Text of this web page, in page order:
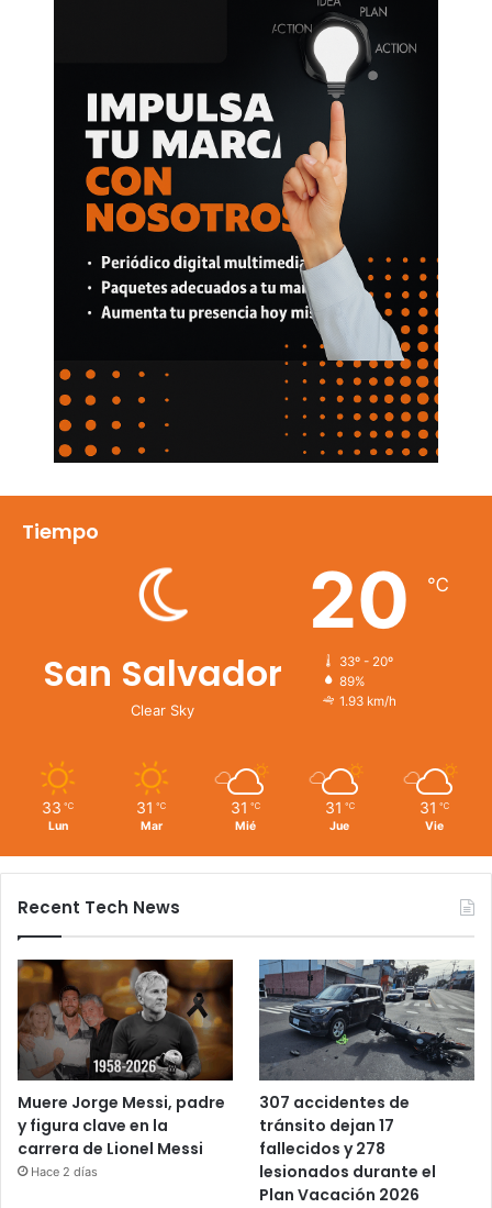
Tiempo
San Salvador
Clear Sky
20 ℃
33º - 20º
89%
1.93 km/h
33 ℃
Lun
31 ℃
Mar
31 ℃
Mié
31 ℃
Jue
31 ℃
Vie
Recent Tech News
Muere Jorge Messi, padre
y figura clave en la
carrera de Lionel Messi
Hace 2 días
307 accidentes de
tránsito dejan 17
fallecidos y 278
lesionados durante el
Plan Vacación 2026